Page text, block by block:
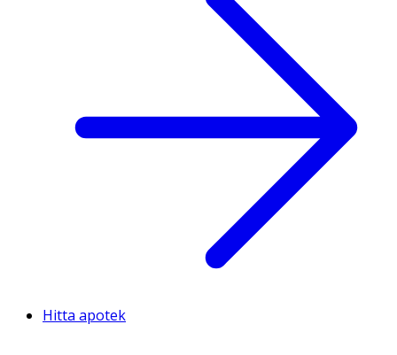
Hitta apotek